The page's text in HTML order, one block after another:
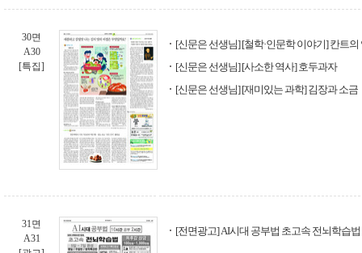
30면
A30
[특집]
[신문은 선생님] [철학·인문학 이야기] 칸트의
[신문은 선생님] [사소한 역사] 호두과자
[신문은 선생님] [재미있는 과학] 김장과 소금
31면
A31
[전면광고] AI시대 공부법 초고속 전뇌학습법